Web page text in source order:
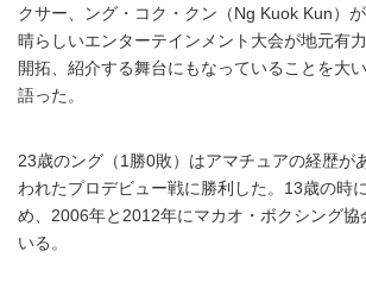
クサー、ング・コク・クン（Ng Kuok Kun）
晴らしいエンターテインメント大会が地元有
開拓、紹介する舞台にもなっていることを大
語った。
23歳のング（1勝0敗）はアマチュアの経歴が
われたプロデビュー戦に勝利した。13歳の時
め、2006年と2012年にマカオ・ボクシング協
いる。